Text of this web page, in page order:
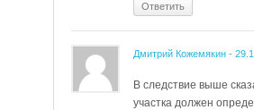
Ответить
Дмитрий Кожемякин -
В следствие выше
участка должен